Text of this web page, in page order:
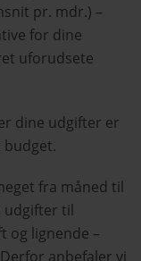
pr. mdr.) –
for dine
uforudsete
dine udgifter er
budget.
fra måned til
udgifter til
og lignende –
anbefaler vi